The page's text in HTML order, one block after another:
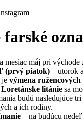
mesiac máj pri východe
(prvý piatok) – utorok
je výmena
Loretánske litánie sa
budú nasledujúce
a ich rodiny.
– na budúcu